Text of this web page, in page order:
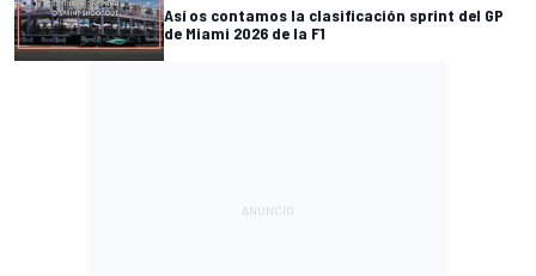
Así os contamos la clasificación sprint del GP
de Miami 2026 de la F1